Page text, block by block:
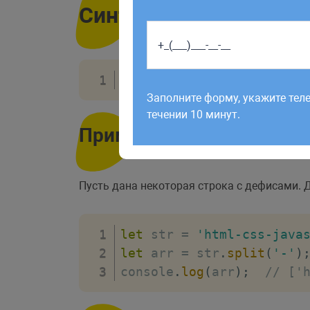
Синтаксис
Пример
Пусть дана некоторая строка с дефисами.
let str = 'html-css-
let arr = str . split ( '-' ) ;
console . log (arr) ; //
Работаем по будням с 9:00 до
рабочий день до 12:00.
Заполните форму, укажите
течении 10 минут.